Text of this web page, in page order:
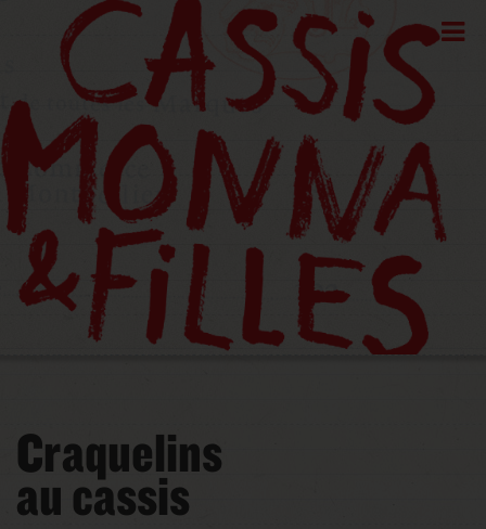
Craquelins
au cassis